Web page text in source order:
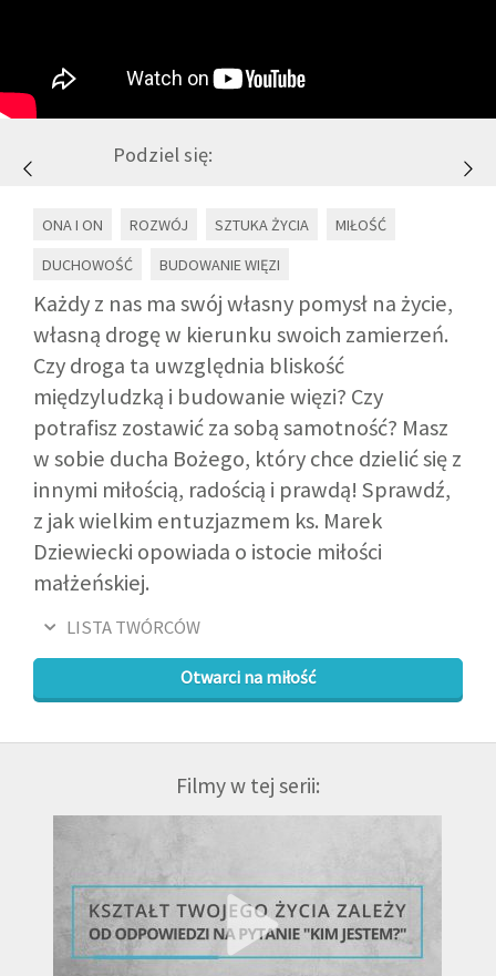
PARTNERZY
NEWSLETTER
DLA MEDIÓW
KONTAKT
Podziel się:
ONA I ON ROZWÓJ SZTUKA ŻYCIA
MIŁOŚĆ
DUCHOWOŚĆ
BUDOWANIE WIĘZI
Każdy z nas ma swój własny pomysł na życie,
własną drogę w kierunku swoich zamierzeń.
Czy droga ta uwzględnia bliskość
międzyludzką i budowanie więzi? Czy
potrafisz zostawić za sobą samotność? Masz
w sobie ducha Bożego, który chce dzielić się z
innymi miłością, radością i prawdą! Sprawdź,
z jak wielkim entuzjazmem ks. Marek
Dziewiecki opowiada o istocie miłości
małżeńskiej.
LISTA TWÓRCÓW
Otwarci na miłość
Filmy w tej serii: